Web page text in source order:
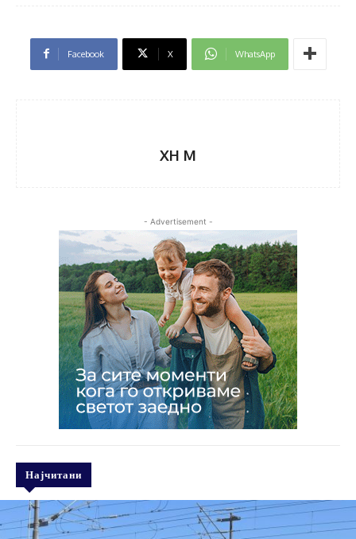
Facebook X WhatsApp
XH M
- Advertisement -
Најчитани